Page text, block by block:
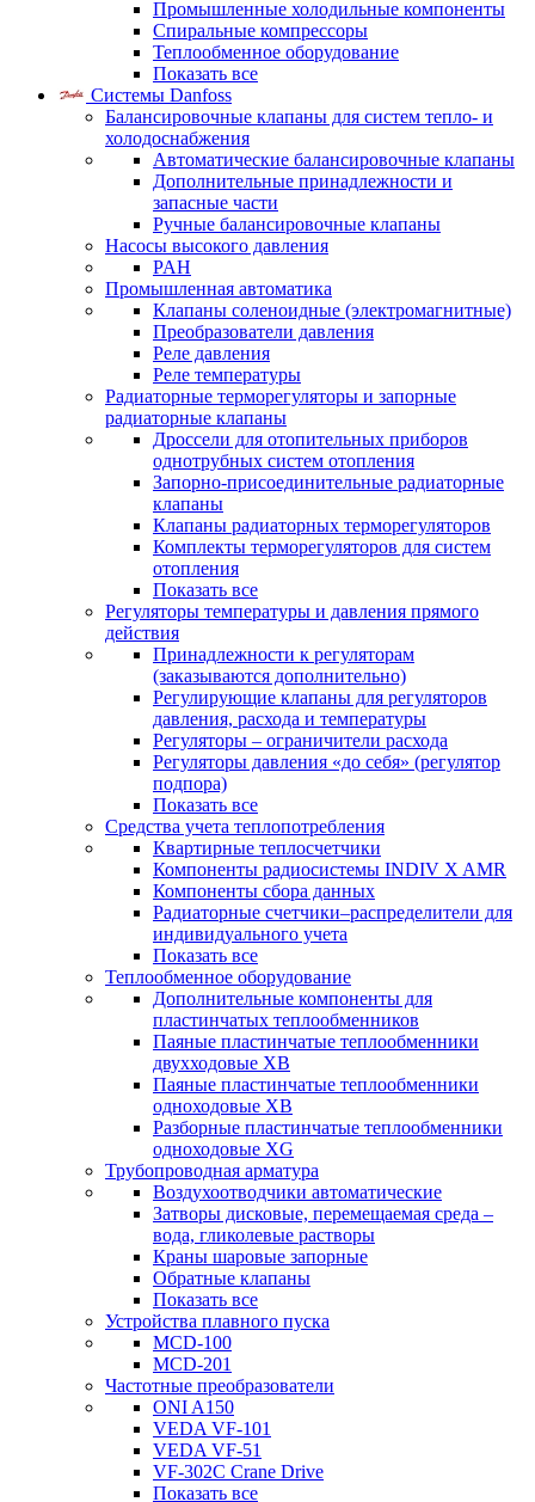
Промышленные холодильные компоненты
Спиральные компрессоры
Теплообменное оборудование
Показать все
Системы Danfoss
Балансировочные клапаны для систем тепло- и
холодоснабжения
Автоматические балансировочные клапаны
Дополнительные принадлежности и
запасные части
Ручные балансировочные клапаны
Насосы высокого давления
PAH
Промышленная автоматика
Клапаны соленоидные (электромагнитные)
Преобразователи давления
Реле давления
Реле температуры
Радиаторные терморегуляторы и запорные
радиаторные клапаны
Дроссели для отопительных приборов
однотрубных систем отопления
Запорно-присоединительные радиаторные
клапаны
Клапаны радиаторных терморегуляторов
Комплекты терморегуляторов для систем
отопления
Показать все
Регуляторы температуры и давления прямого
действия
Принадлежности к регуляторам
(заказываются дополнительно)
Регулирующие клапаны для регуляторов
давления, расхода и температуры
Регуляторы – ограничители расхода
Регуляторы давления «до себя» (регулятор
подпора)
Показать все
Средства учета теплопотребления
Квартирные теплосчетчики
Компоненты радиосистемы INDIV X AMR
Компоненты сбора данных
Радиаторные счетчики–распределители для
индивидуального учета
Показать все
Теплообменное оборудование
Дополнительные компоненты для
пластинчатых теплообменников
Паяные пластинчатые теплообменники
двухходовые XB
Паяные пластинчатые теплообменники
одноходовые ХВ
Разборные пластинчатые теплообменники
одноходовые ХG
Трубопроводная арматура
Воздухоотводчики автоматические
Затворы дисковые, перемещаемая среда –
вода, гликолевые растворы
Краны шаровые запорные
Обратные клапаны
Показать все
Устройства плавного пуска
MCD-100
MCD-201
Частотные преобразователи
ONI A150
VEDA VF-101
VEDA VF-51
VF-302C Crane Drive
Показать все